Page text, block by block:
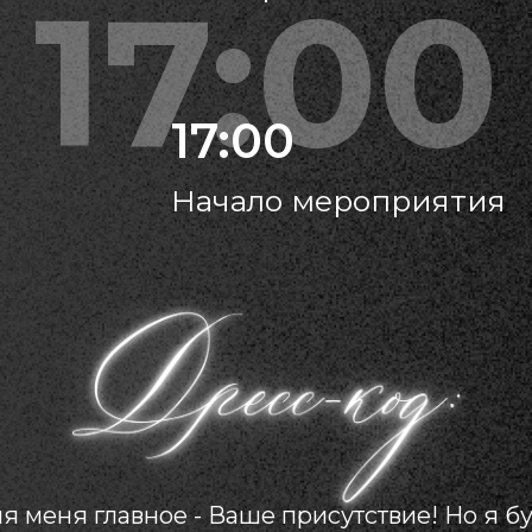
17:00
Начало мероприятия
17:00
меня главное - Ваше присутствие! Но я